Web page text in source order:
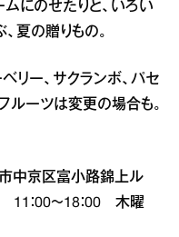
にのせたりと、いろい
夏の贈りもの。
リー、サクランボ、パセ
ルーツは変更の場合も。
中京区富小路錦上ル
11：00～18：00 木曜